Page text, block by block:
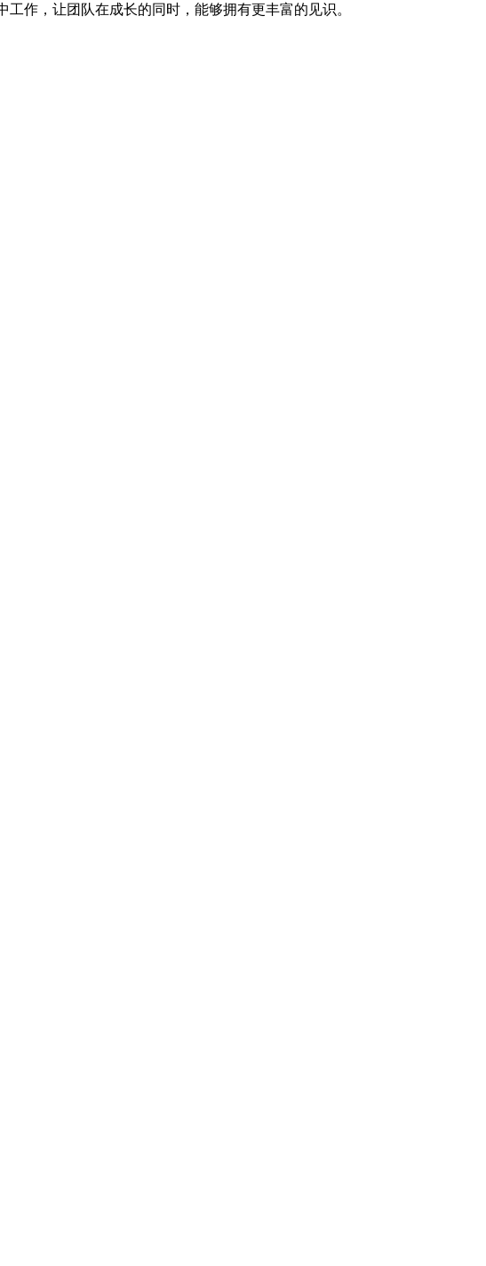
作，让团队在成长的同时，能够拥有更丰富的见识。